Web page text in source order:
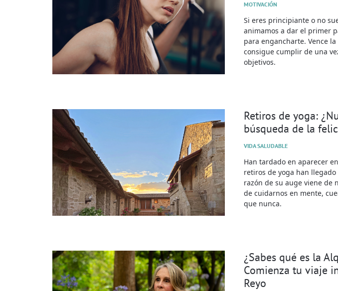
MOTIVACIÓN
Si eres principiante o no
animamos a dar el primer
para engancharte. Vence
consigue cumplir de una
objetivos.
Retiros de yoga:
búsqueda de la
VIDA SALUDABLE
Han tardado en aparecer
retiros de yoga han
razón de su auge viene de
de cuidarnos en mente,
que nunca.
¿Sabes qué es la
Comienza tu viaje
Reyo